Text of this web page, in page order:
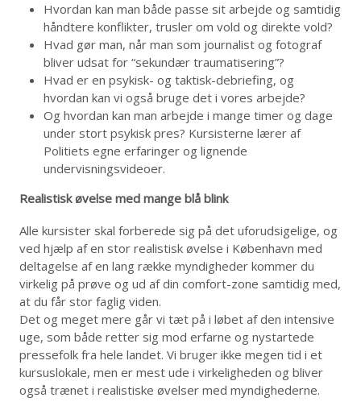
Hvordan kan man både passe sit arbejde og samtidig
håndtere konflikter, trusler om vold og direkte vold?
Hvad gør man, når man som journalist og fotograf
bliver udsat for “sekundær traumatisering”?
Hvad er en psykisk- og taktisk-debriefing, og
hvordan kan vi også bruge det i vores arbejde?
Og hvordan kan man arbejde i mange timer og dage
under stort psykisk pres? Kursisterne lærer af
Politiets egne erfaringer og lignende
undervisningsvideoer.
Realistisk øvelse med mange blå blink
Alle kursister skal forberede sig på det uforudsigelige, og
ved hjælp af en stor realistisk øvelse i København med
deltagelse af en lang række myndigheder kommer du
virkelig på prøve og ud af din comfort-zone samtidig med,
at du får stor faglig viden.
Det og meget mere går vi tæt på i løbet af den intensive
uge, som både retter sig mod erfarne og nystartede
pressefolk fra hele landet. Vi bruger ikke megen tid i et
kursuslokale, men er mest ude i virkeligheden og bliver
også trænet i realistiske øvelser med myndighederne.